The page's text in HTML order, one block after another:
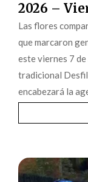
2026 –
Las flores
que marcaron
este viernes 7
tradicional
encabezará la